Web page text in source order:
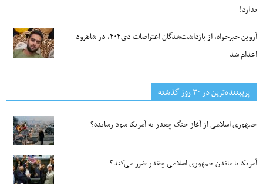
ندارد!
آروین خیرخواه، از بازداشت‌شدگان اعتراضات دی۴۰۴، در شاهرود
اعدام شد
پربیننده‌ترین‌ در ۳۰ روز گذشته
جمهوری اسلامی از آغاز جنگ چقدر به آمریکا سود رسانده؟
آمریکا با ماندن جمهوری اسلامی چقدر ضرر می‌کند؟